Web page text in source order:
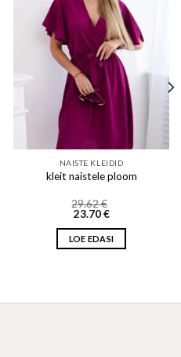
Add to wishlist
NAISTE KLEIDID
kleit naistele ploom
29.62€
23.70€
LOE EDASI